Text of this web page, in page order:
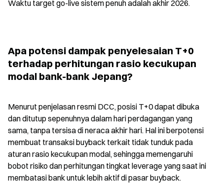
Waktu target go-live sistem penuh adalah akhir 2026.
Apa potensi dampak penyelesaian T+0
terhadap perhitungan rasio kecukupan
modal bank-bank Jepang?
Menurut penjelasan resmi DCC, posisi T+0 dapat dibuka
dan ditutup sepenuhnya dalam hari perdagangan yang
sama, tanpa tersisa di neraca akhir hari. Hal ini berpotensi
membuat transaksi buyback terkait tidak tunduk pada
aturan rasio kecukupan modal, sehingga memengaruhi
bobot risiko dan perhitungan tingkat leverage yang saat ini
membatasi bank untuk lebih aktif di pasar buyback.